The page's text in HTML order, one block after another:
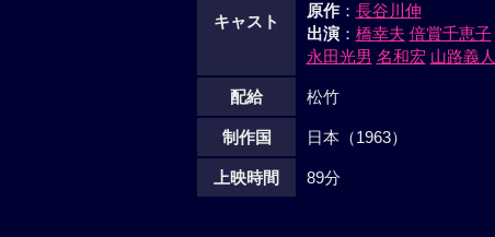
キャスト
原作： 長谷川伸
出演： 橋幸夫 倍賞千恵子
永田光男 名和宏 山路義人
配給 松竹
制作国 日本（1963）
上映時間 89分